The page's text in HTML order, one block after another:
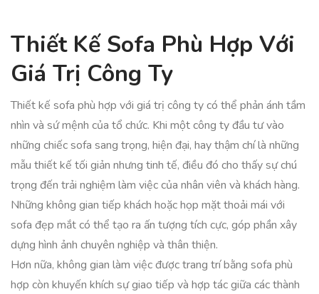
Thiết Kế Sofa Phù Hợp Với
Giá Trị Công Ty
Thiết kế sofa phù hợp với giá trị công ty có thể phản ánh tầm
nhìn và sứ mệnh của tổ chức. Khi một công ty đầu tư vào
những chiếc sofa sang trọng, hiện đại, hay thậm chí là những
mẫu thiết kế tối giản nhưng tinh tế, điều đó cho thấy sự chú
trọng đến trải nghiệm làm việc của nhân viên và khách hàng.
Những không gian tiếp khách hoặc họp mặt thoải mái với
sofa đẹp mắt có thể tạo ra ấn tượng tích cực, góp phần xây
dựng hình ảnh chuyên nghiệp và thân thiện.
Hơn nữa, không gian làm việc được trang trí bằng sofa phù
hợp còn khuyến khích sự giao tiếp và hợp tác giữa các thành